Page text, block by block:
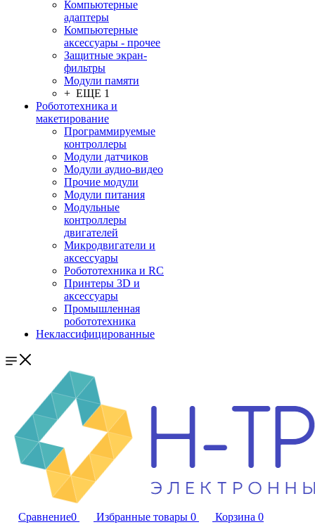
Компьютерные
адаптеры
Компьютерные
аксессуары - прочее
Защитные экран-
фильтры
Модули памяти
+ ЕЩЕ 1
Робототехника и
макетирование
Программируемые
контроллеры
Модули датчиков
Модули аудио-видео
Прочие модули
Модули питания
Модульные
контроллеры
двигателей
Микродвигатели и
аксессуары
Робототехника и RC
Принтеры 3D и
аксессуары
Промышленная
робототехника
Неклассифицированные
Сравнение0 Избранные товары 0 Корзина 0